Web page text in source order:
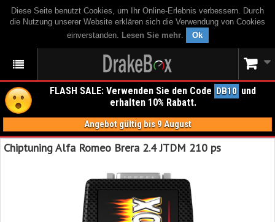
Diese Seite benutzt Cookies, um Ihr Online-Erlebnis verbessern. Durch
die Nutzung unserer Website erklären sich die Verwendung von Cookies
einverstanden. Lesen Sie mehr. Ok
FLASH SALE: Verwenden Sie den Code DB10 und
erhalten 10% Rabatt.
Angebot gültig bis 9 August
Chiptuning Alfa Romeo Brera 2.4 JTDM 210 ps